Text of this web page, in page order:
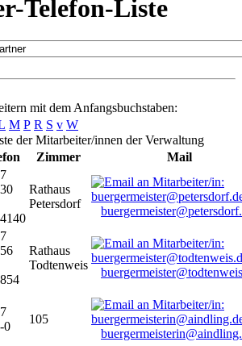
Telefon-Liste
mit dem Anfangsbuchstaben:
M P R S v W
der Mitarbeiter/innen der Verwaltung
Zimmer Mail
Rathaus
Petersdorf
Rathaus
Todtenweis
0
105